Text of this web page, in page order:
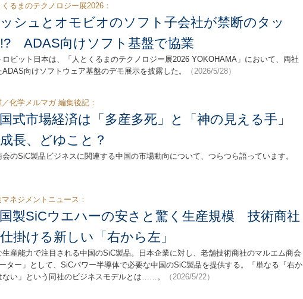
くるまのテクノロジー展2026：
シュとオモビオのソフト子会社が禁断のタッ
ADAS向けソフト基盤で協業
ビット日本は、「人とくるまのテクノロジー展2026 YOKOHAMA」において、両社
向けソフトウェア基盤のデモ展示を披露した。
（2026/5/28）
化学メルマガ 編集後記：
式市場経済は「多産多死」と「神の見える手」
長、どゆこと？
のSiC製品ビジネスに関連する中国の市場動向について、つらつら語っています。
ネジメントニュース：
製SiCウエハーの安さと驚く生産規模 技術商社
掛ける新しい「右から左」
産能力で注目される中国のSiC製品。日本企業に対し、老舗技術商社のマルエム商会
ター」として、SiCパワー半導体で必要な中国のSiC製品を提供する。「単なる『右か
ない」という同社のビジネスモデルとは……。
（2026/5/22）